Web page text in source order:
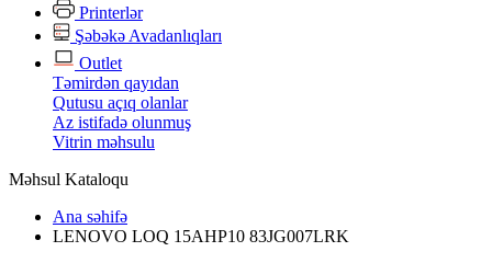
Printerlər
Şəbəkə Avadanlıqları
Outlet
Təmirdən qayıdan
Qutusu açıq olanlar
Az istifadə olunmuş
Vitrin məhsulu
Məhsul Kataloqu
Ana səhifə
LENOVO LOQ 15AHP10 83JG007LRK